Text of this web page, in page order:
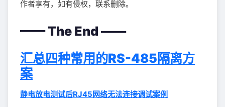
作者享有，如有侵权，联系删除。
—— The End ——
汇总四种常用的RS-485隔离方
案
静电放电测试后RJ45网络无法连接调试案例